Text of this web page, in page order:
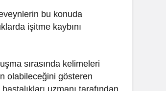
bu konuda
işitme kaybını
sırasında kelimeleri
olabileceğini gösteren